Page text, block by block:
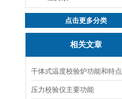
点击更多分类
相关文章
干体式温度校验炉功能和特点
压力校验仪主要功能